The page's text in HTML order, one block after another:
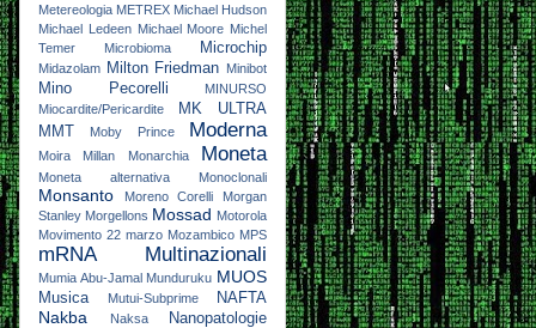
Metereologia METREX Michael Hudson
Michael Ledeen Michael Moore Michel
Temer
Microbioma Microchip
Midazolam Milton Friedman Minibot
Mino Pecorelli
MINURSO
Miocardite/Pericardite
MK ULTRA
MMT
Moby Prince Moderna
Moira Millan Monarchia Moneta
Moneta alternativa Monoclonali
Monsanto Moreno Corelli
Morgan
Stanley Morgellons Mossad Motorola
Movimento 22 marzo Mozambico MPS
mRNA Multinazionali
Mumia Abu-Jamal Munduruku MUOS
Musica Mutui-Subprime NAFTA
Nakba Naksa
Nanopatologie